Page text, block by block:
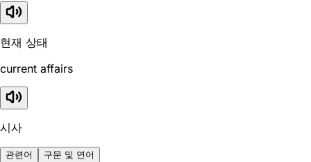
현재 상태
current affairs
시사
관련어 구문 및 연어